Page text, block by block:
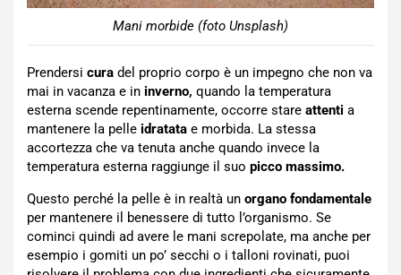
Mani morbide (foto Unsplash)
Prendersi cura del proprio corpo è un impegno che non va
mai in vacanza e in inverno, quando la temperatura
esterna scende repentinamente, occorre stare attenti a
mantenere la pelle idratata e morbida. La stessa
accortezza che va tenuta anche quando invece la
temperatura esterna raggiunge il suo picco massimo.
Questo perché la pelle è in realtà un organo fondamentale
per mantenere il benessere di tutto l’organismo. Se
cominci quindi ad avere le mani screpolate, ma anche per
esempio i gomiti un po’ secchi o i talloni rovinati, puoi